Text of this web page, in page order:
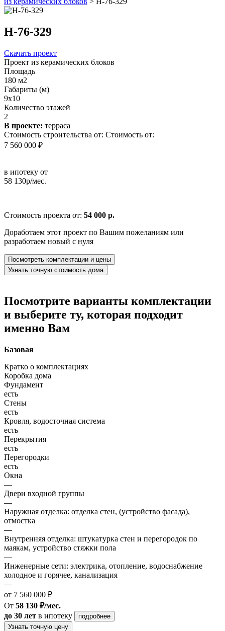
Н-76-329
Скачать проект
Проект из керамических блоков
Площадь
180 м2
Габариты (м)
9x10
Количество этажей
2
В проекте: терраса
Стоимость строительства от: Стоимость от:
7 560 000 ₽
в ипотеку от
58 130р/мес.
Стоимость проекта от: 54 000 р.
Доработаем этот проект по Вашим пожеланиям или
разработаем новый с нуля
Посмотреть комплектации и цены
Узнать точную стоимость дома
Посмотрите варианты комплектации
и выберите ту, которая подходит
именно Вам
Базовая
Кратко о комплектациях
Коробка дома
Фундамент
есть
Стены
есть
Кровля, водосточная система
есть
Перекрытия
есть
Перегородки
есть
Окна
—
Двери входной группы
—
Наружная отделка: отделка стен, (устройство фасада),
отмостка
—
Внутренняя отделка: штукатурка стен и перегородок по
маякам, устройство стяжки пола
—
Инженерные сети: электрика, отопление, водоснабжение
холодное и горячее, канализация
—
от 7 560 000 ₽
От 58 130 ₽/мес.
до 30 лет в ипотеку
подробнее
Узнать точную цену